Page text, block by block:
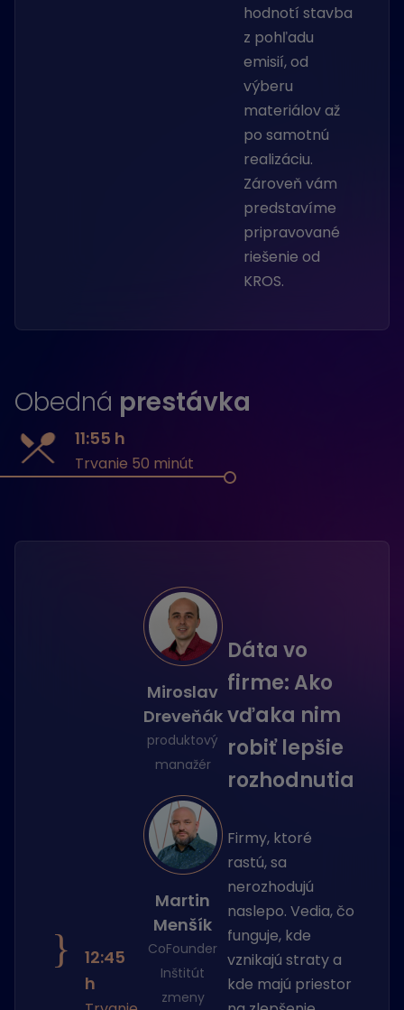
hodnotí stavba
z pohľadu
emisií, od
výberu
materiálov až
po samotnú
realizáciu.
Zároveň vám
predstavíme
pripravované
riešenie od
KROS.
Obedná prestávka
11:55 h
Trvanie 50 minút
}
12:45
h
Miroslav
Dreveňák
produktový
manažér
Martin
Menšík
CoFounder
Inštitút
zmeny
Dáta vo
firme: Ako
vďaka nim
robiť lepšie
rozhodnutia
Firmy, ktoré
rastú, sa
nerozhodujú
naslepo. Vedia, čo
funguje, kde
vznikajú straty a
kde majú priestor